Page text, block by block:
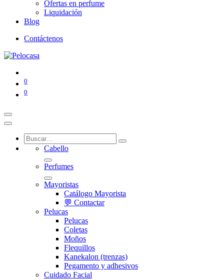
Ofertas en perfume
Liquidación
Blog
Contáctenos
0
0
Cabello
Perfumes
Mayoristas
Catálogo Mayorista
💬 Contactar
Pelucas
Pelucas
Coletas
Moños
Flequillos
Kanekalon (trenzas)
Pegamento y adhesivos
Cuidado Facial